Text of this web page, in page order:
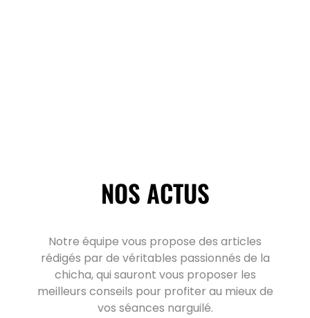
NOS ACTUS
Notre équipe vous propose des articles
rédigés par de véritables passionnés de la
chicha, qui sauront vous proposer les
meilleurs conseils pour profiter au mieux de
vos séances narguilé.